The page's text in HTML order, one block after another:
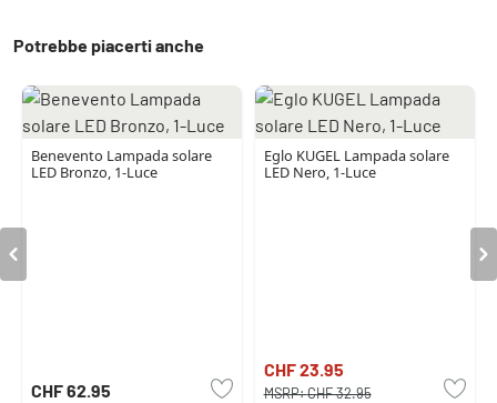
Potrebbe piacerti anche
Benevento Lampada solare
LED Bronzo, 1-Luce
CHF 62.95
Eglo KUGEL Lampada solare
LED Nero, 1-Luce
CHF 23.95
MSRP:CHF 32.95